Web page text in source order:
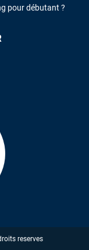
pour débutant ?
reserves